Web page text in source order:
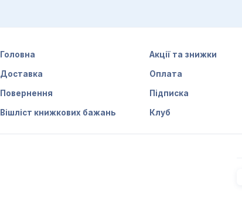
Головна Акції та знижки
Доставка Оплата
Повернення Підписка
Вішліст книжкових бажань Клуб